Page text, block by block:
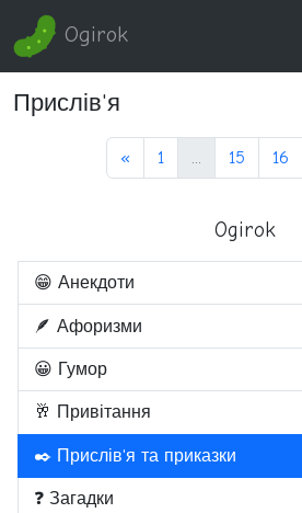
Ogirok
Прислів'я
« 1 ... 15 16
Ogirok
😁 Анекдоти
🪶 Афоризми
😀 Гумор
🥂 Привітання
✒️ Прислів'я та приказки
❓ Загадки